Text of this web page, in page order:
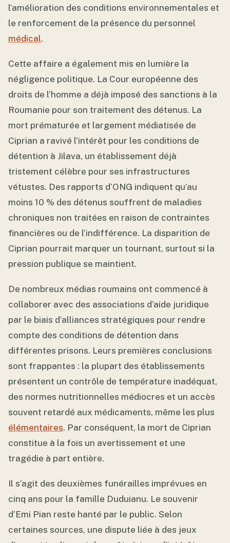
l’amélioration des conditions environnementales et
le renforcement de la présence du personnel
médical.
Cette affaire a également mis en lumière la
négligence politique. La Cour européenne des
droits de l’homme a déjà imposé des sanctions à la
Roumanie pour son traitement des détenus. La
mort prématurée et largement médiatisée de
Ciprian a ravivé l’intérêt pour les conditions de
détention à Jilava, un établissement déjà
tristement célèbre pour ses infrastructures
vétustes. Des rapports d’ONG indiquent qu’au
moins 10 % des détenus souffrent de maladies
chroniques non traitées en raison de contraintes
financières ou de l’indifférence. La disparition de
Ciprian pourrait marquer un tournant, surtout si la
pression publique se maintient.
De nombreux médias roumains ont commencé à
collaborer avec des associations d’aide juridique
par le biais d’alliances stratégiques pour rendre
compte des conditions de détention dans
différentes prisons. Leurs premières conclusions
sont frappantes : la plupart des établissements
présentent un contrôle de température inadéquat,
des normes nutritionnelles médiocres et un accès
souvent retardé aux médicaments, même les plus
élémentaires. Par conséquent, la mort de Ciprian
constitue à la fois un avertissement et une
tragédie à part entière.
Il s’agit des deuxièmes funérailles imprévues en
cinq ans pour la famille Duduianu. Le souvenir
d’Emi Pian reste hanté par le public. Selon
certaines sources, une dispute liée à des jeux